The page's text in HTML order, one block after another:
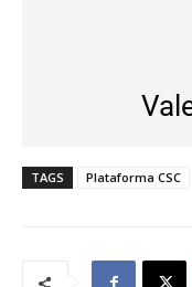
TAGS Plataforma CSC